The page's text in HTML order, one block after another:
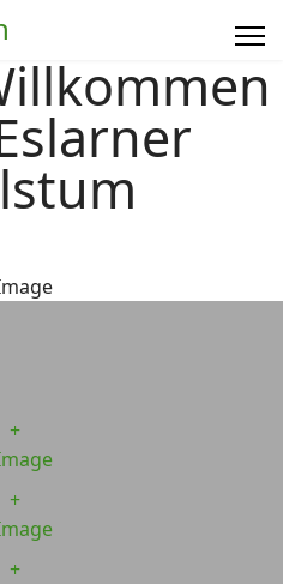
+
+
+